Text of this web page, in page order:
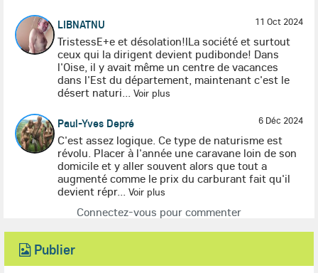
11 Oct 2024
LIBNATNU
TristessE+e et désolation!lLa société et surtout
ceux qui la dirigent devient pudibonde! Dans
l'Oise, il y avait même un centre de vacances
dans l'Est du département, maintenant c'est le
désert naturi... Voir plus
6 Déc 2024
Paul-Yves Depré
C'est assez logique. Ce type de naturisme est
révolu. Placer à l'année une caravane loin de son
domicile et y aller souvent alors que tout a
augmenté comme le prix du carburant fait qu'il
devient répr... Voir plus
Connectez-vous pour commenter
Publier